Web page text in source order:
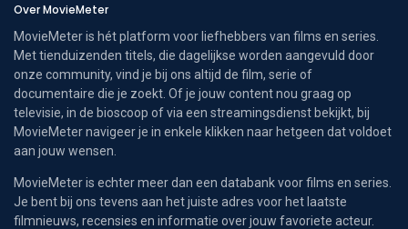
Over MovieMeter
MovieMeter is hét platform voor liefhebbers van films en series.
Met tienduizenden titels, die dagelijkse worden aangevuld door
onze community, vind je bij ons altijd de film, serie of
documentaire die je zoekt. Of je jouw content nou graag op
televisie, in de bioscoop of via een streamingsdienst bekijkt, bij
MovieMeter navigeer je in enkele klikken naar hetgeen dat voldoet
aan jouw wensen.
MovieMeter is echter meer dan een databank voor films en series.
Je bent bij ons tevens aan het juiste adres voor het laatste
filmnieuws, recensies en informatie over jouw favoriete acteur.